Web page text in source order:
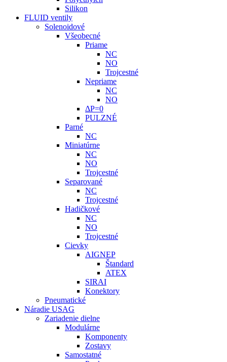
Silikon
FLUID ventily
Solenoidové
Všeobecné
Priame
NC
NO
Trojcestné
Nepriame
NC
NO
ΔP=0
PULZNÉ
Parné
NC
Miniatúrne
NC
NO
Trojcestné
Separované
NC
Trojcestné
Hadičkové
NC
NO
Trojcestné
Cievky
AIGNEP
Štandard
ATEX
SIRAI
Konektory
Pneumatické
Náradie USAG
Zariadenie dielne
Modulárne
Komponenty
Zostavy
Samostatné